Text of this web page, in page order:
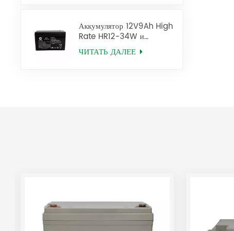
Аккумулятор 12V9Ah High
Rate HR12-34W и
12V34W HR12-9 SLA AGM
ЧИТАТЬ ДАЛЕЕ